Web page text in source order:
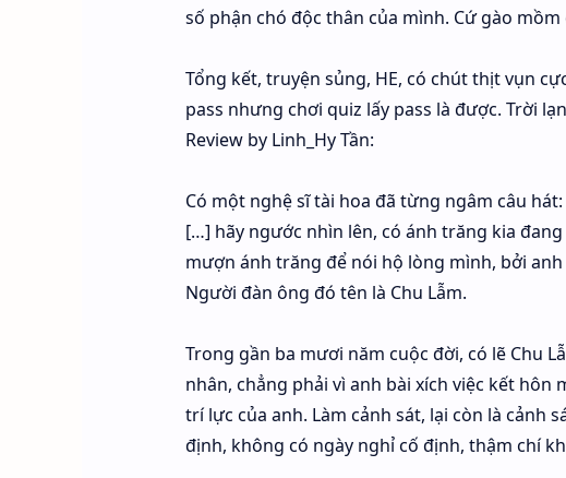
số phận chó độc thân của mình. Cứ gào
Tổng kết, truyện sủng, HE, có chút thịt vụn
pass nhưng chơi quiz lấy pass là được. Trời
Review by Linh_Hy Tần:
Có một nghệ sĩ tài hoa đã từng ngâm câu
[…] hãy ngước nhìn lên, có ánh trăng kia
mượn ánh trăng để nói hộ lòng mình, bởi
Người đàn ông đó tên là Chu Lẫm.
Trong gần ba mươi năm cuộc đời, có lẽ Chu
nhân, chẳng phải vì anh bài xích việc kết hôn
trí lực của anh. Làm cảnh sát, lại còn là cảnh
định, không có ngày nghỉ cố định, thậm chí